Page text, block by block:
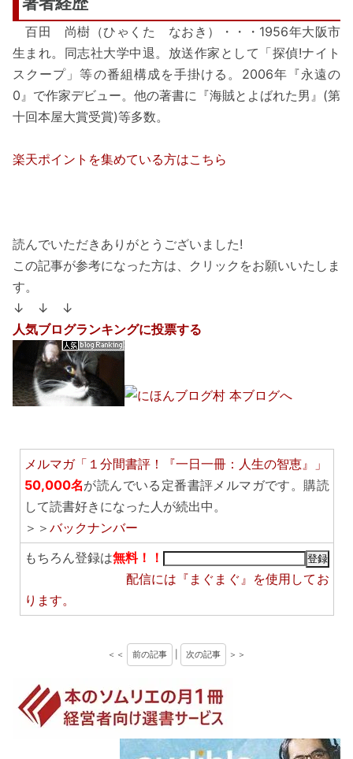
百田 尚樹（ひゃくた なおき）・・・1956年大阪市
生まれ。同志社大学中退。放送作家として「探偵!ナイト
スクープ」等の番組構成を手掛ける。2006年『永遠の
0』で作家デビュー。他の著書に『海賊とよばれた男』(第
十回本屋大賞受賞)等多数。
楽天ポイントを集めている方はこちら
読んでいただきありがとうございました!
この記事が参考になった方は、クリックをお願いいたしま
す。
↓ ↓ ↓
人気ブログランキングに投票する
メルマガ「１分間書評！『一日一冊：人生の智恵』」
50,000名が読んでいる定番書評メルマガです。購読
して読書好きになった人が続出中。
＞＞ バックナンバー
もちろん登録は無料！！
配信には 『まぐまぐ』 を使用してお
ります。
＜＜ 前の記事 次の記事 ＞＞